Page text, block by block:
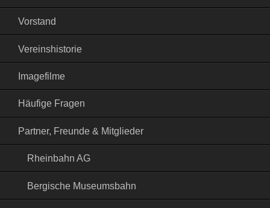
Vorstand
Vereinshistorie
Imagefilme
Häufige Fragen
Partner, Freunde & Mitglieder
Rheinbahn AG
Bergische Museumsbahn